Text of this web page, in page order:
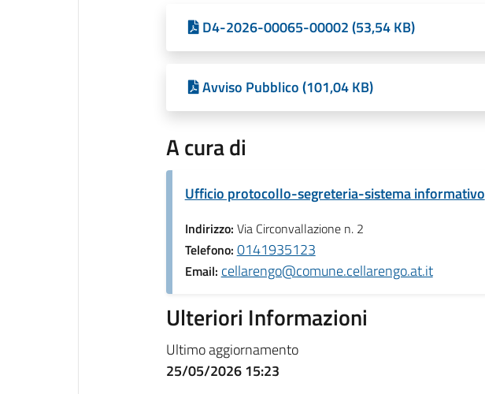
D4-2026-00065-00002 (53,54 KB)
Avviso Pubblico (101,04 KB)
A cura di
Ufficio protocollo-segreteria-sistema informativo
Indirizzo: Via Circonvallazione n. 2
Telefono: 0141935123
Email: cellarengo@comune.cellarengo.at.it
Ulteriori Informazioni
Ultimo aggiornamento
25/05/2026 15:23